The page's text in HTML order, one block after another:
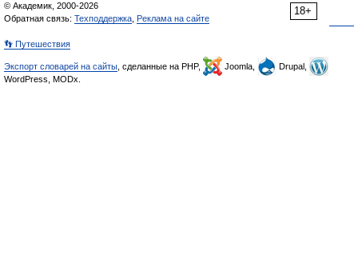
18+
© Академик, 2000-2026
Обратная связь: Техподдержка Реклама на сайте
👣 Путешествия
Экспорт словарей на сайты , сделанные на PHP, Joomla,
Drupal,
WordPress, MODx.